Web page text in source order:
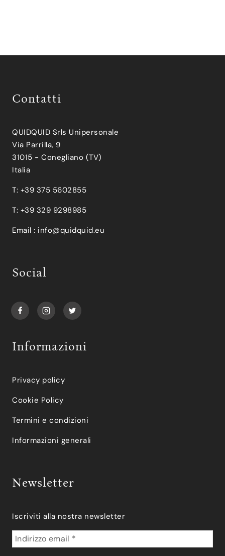
Contatti
QUIDQUID Srls Unipersonale
Via Parrilla, 9
31015 - Conegliano (TV)
Italia
T: +39 375 5602855
T: +39 329 9298985
Email : info@quidquid.eu
Social
Informazioni
Privacy policy
Cookie Policy
Termini e condizioni
Informazioni generali
Newsletter
Iscriviti alla nostra newsletter